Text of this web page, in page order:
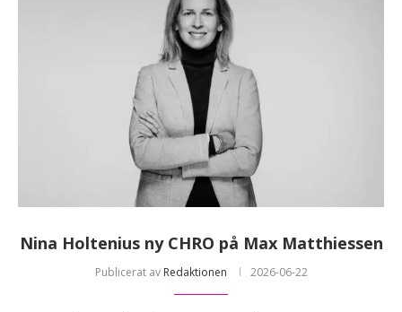
Nina Holtenius ny CHRO på Max Matthiessen
Publicerat av Redaktionen 2026-06-22